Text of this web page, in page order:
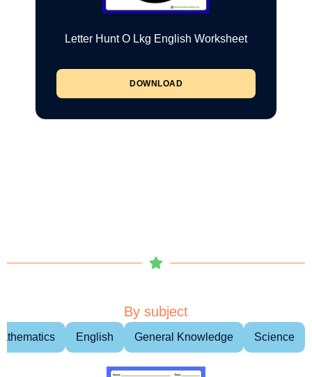
Letter Hunt O Lkg English Worksheet
DOWNLOAD
By subject
English General Knowledge Science